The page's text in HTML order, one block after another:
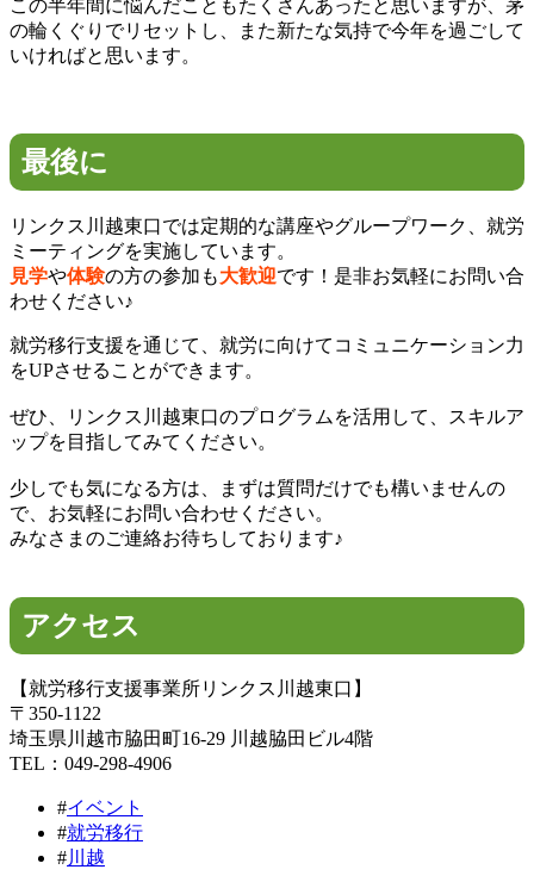
この半年間に悩んだこともたくさんあったと思いますが、茅
の輪くぐりでリセットし、また新たな気持で今年を過ごして
いければと思います。
最後に
リンクス川越東口では定期的な講座やグループワーク、就労
ミーティングを実施しています。
見学や体験の方の参加も大歓迎です！是非お気軽にお問い合
わせください♪
就労移行支援を通じて、就労に向けてコミュニケーション力
をUPさせることができます。
ぜひ、リンクス川越東口のプログラムを活用して、スキルア
ップを目指してみてください。
少しでも気になる方は、まずは質問だけでも構いませんの
で、お気軽にお問い合わせください。
みなさまのご連絡お待ちしております♪
アクセス
【就労移行支援事業所リンクス川越東口】
〒350-1122
埼玉県川越市脇田町16-29 川越脇田ビル4階
TEL：049-298-4906
#イベント
#就労移行
#川越